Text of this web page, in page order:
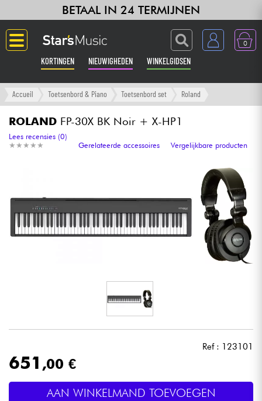
BETAAL IN 24 TERMIJNEN
0
KORTINGEN NIEUWIGHEDEN WINKELGIDSEN
Langue
Gitaar & Bas
Versterker & Effecten
Synths & samplers
Live Sound
Licht
Accueil Toetsenbord & Piano Toetsenbord set Roland
ROLAND FP-30X BK Noir + X-HP1
★ ★ ★ ★ ★
★ ★ ★ ★ ★
Lees recensies (0)
Gerelateerde accessoires
Vergelijkbare producten
Ref : 123101
651 ,00 €
AAN WINKELMAND TOEVOEGEN